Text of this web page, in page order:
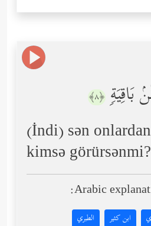
﴿٨﴾
(İndi) sən
kimsə
Arabic
ابن كثير الطبري